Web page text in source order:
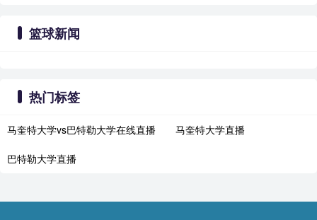
篮球新闻
热门标签
马奎特大学vs巴特勒大学在线直播 马奎特大学直播
巴特勒大学直播